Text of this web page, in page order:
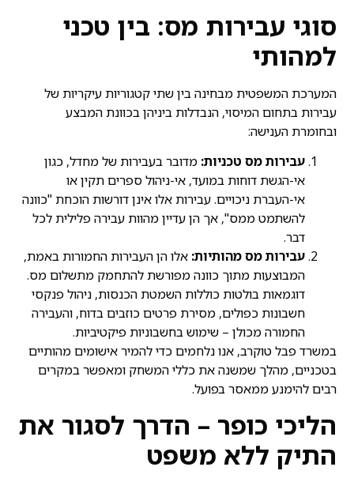
סוגי עבירות מס: בין טכני
למהותי
המערכת המשפטית מבחינה בין שתי קטגוריות עיקריות של
עבירות בתחום המיסוי, הנבדלות ביניהן בכוונת המבצע
ובחומרת הענישה:
עבירות מס טכניות: מדובר בעבירות של מחדל, כגון
אי-הגשת דוחות במועד, אי-ניהול ספרים תקין או
אי-העברת ניכויים. עבירות אלו אינן דורשות הוכחת "כוונה
להשתמט ממס", אך הן עדיין מהוות עבירה פלילית לכל
דבר.
עבירות מס מהותיות: אלו הן העבירות החמורות באמת,
המבוצעות מתוך כוונה מפורשת להתחמק מתשלום מס.
דוגמאות בולטות כוללות השמטת הכנסות, ניהול פנקסי
חשבונות כפולים, מסירת פרטים כוזבים בדוח, והעבירה
החמורה מכולן – שימוש בחשבוניות פיקטיביות.
במשרד פבל טוקרב, אנו נלחמים כדי להמיר אישומים מהותיים
בטכניים, מהלך שמשנה את כללי המשחק ומאפשר במקרים
רבים להימנע ממאסר בפועל.
הליכי כופר – הדרך לסגור את
התיק ללא משפט